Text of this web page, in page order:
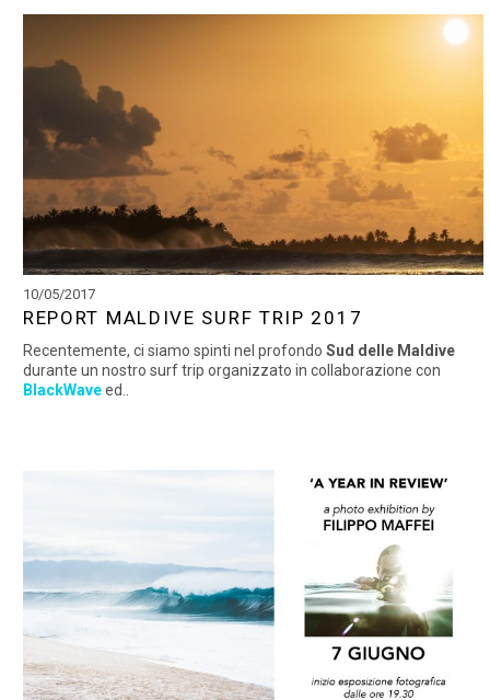
10/05/2017
REPORT MALDIVE SURF TRIP 2017
Recentemente, ci siamo spinti nel profondo Sud delle Maldive
durante un nostro surf trip organizzato in collaborazione con
BlackWaveed..